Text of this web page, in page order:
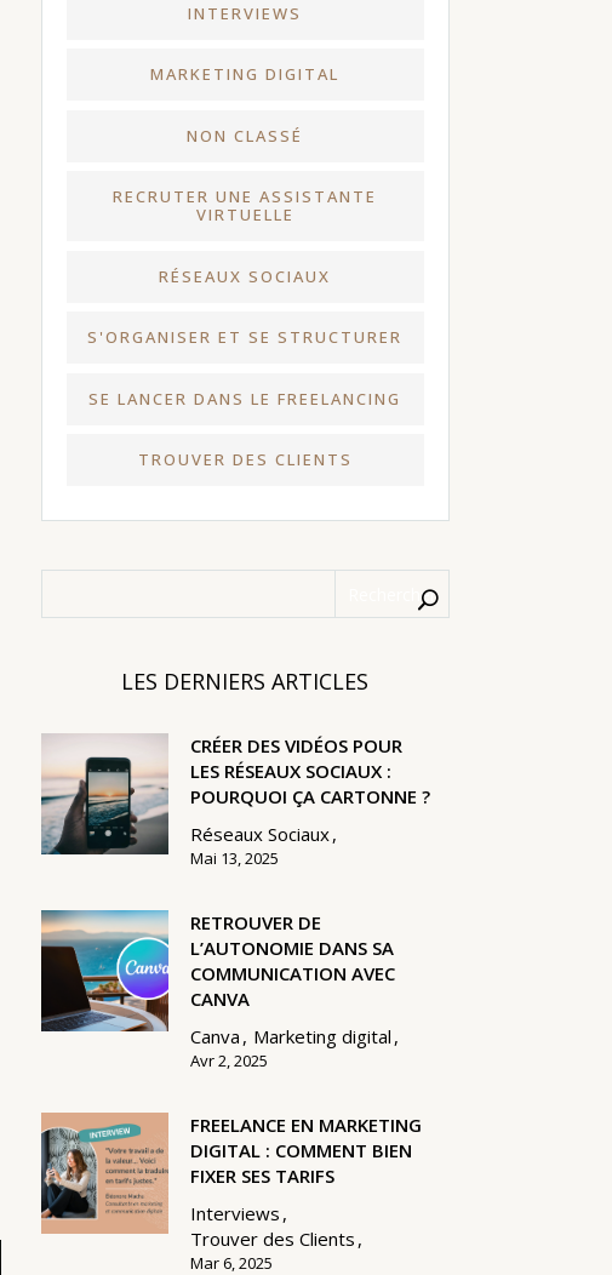
INTERVIEWS
MARKETING DIGITAL
NON CLASSÉ
RECRUTER UNE ASSISTANTE
VIRTUELLE
RÉSEAUX SOCIAUX
S'ORGANISER ET SE STRUCTURER
SE LANCER DANS LE FREELANCING
TROUVER DES CLIENTS
LES DERNIERS ARTICLES
CRÉER DES VIDÉOS POUR
LES RÉSEAUX SOCIAUX :
POURQUOI ÇA CARTONNE ?
Réseaux Sociaux
Mai 13, 2025
RETROUVER DE
L’AUTONOMIE DANS SA
COMMUNICATION AVEC
CANVA
Canva
Marketing digital
Avr 2, 2025
FREELANCE EN MARKETING
DIGITAL : COMMENT BIEN
FIXER SES TARIFS
Interviews
Trouver des Clients
Mar 6, 2025